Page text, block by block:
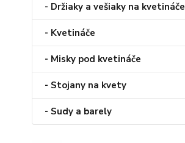
- Držiaky a vešiaky na kvetináče
- Kvetináče
- Misky pod kvetináče
- Stojany na kvety
- Sudy a barely